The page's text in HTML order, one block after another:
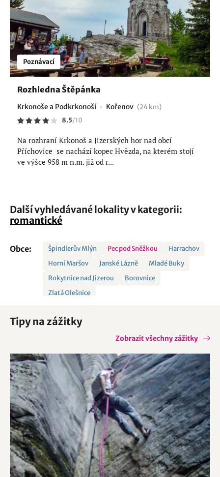
Poznávací
Rozhledna Štěpánka
Krkonoše a Podkrkonoší Kořenov (24 km)
8.5/10
Na rozhraní Krkonoš a Jizerských hor nad obcí
Příchovice se nachází kopec Hvězda, na kterém stojí
ve výšce 958 m n.m. již od r...
Další vyhledávané lokality v kategorii:
romantické
Obce: Špindlerův Mlýn Pec pod Sněžkou
Harrachov
Horní Maršov
Janské Lázně
Mladé Buky
Rokytnice nad Jizerou
Borovnice
Zlatá Olešnice
Tipy na zážitky
Zobrazit všechny zážitky